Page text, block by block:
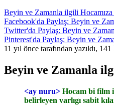
Beyin ve Zamanla ilgili
Facebook'da Paylaş: Beyin ve
Twitter'da Paylaş: Beyin ve
Pinterest'da Paylaş: Beyin ve
11 yıl önce tarafından yazıldı,
Beyin ve Zamanla
<ay nuru> Hocam bi film
belirleyen varlıgı sabit